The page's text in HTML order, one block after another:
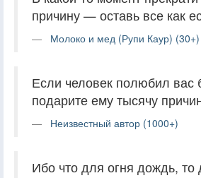
причину — оставь все как
Молоко и мед (Рупи Каур) (30+)
Если человек полюбил вас
подарите ему тысячу
Неизвестный автор (1000+)
Ибо что для огня дождь, то